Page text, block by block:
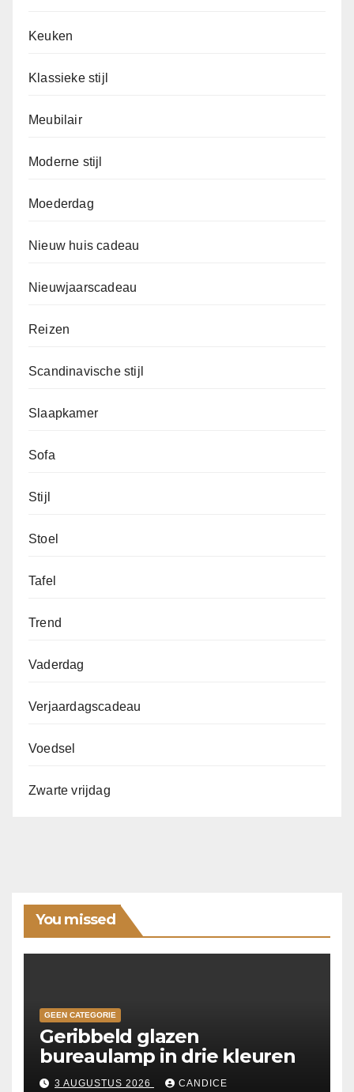
Keuken
Klassieke stijl
Meubilair
Moderne stijl
Moederdag
Nieuw huis cadeau
Nieuwjaarscadeau
Reizen
Scandinavische stijl
Slaapkamer
Sofa
Stijl
Stoel
Tafel
Trend
Vaderdag
Verjaardagscadeau
Voedsel
Zwarte vrijdag
You missed
GEEN CATEGORIE
Geribbeld glazen
bureaulamp in drie kleuren
3 AUGUSTUS 2026 CANDICE